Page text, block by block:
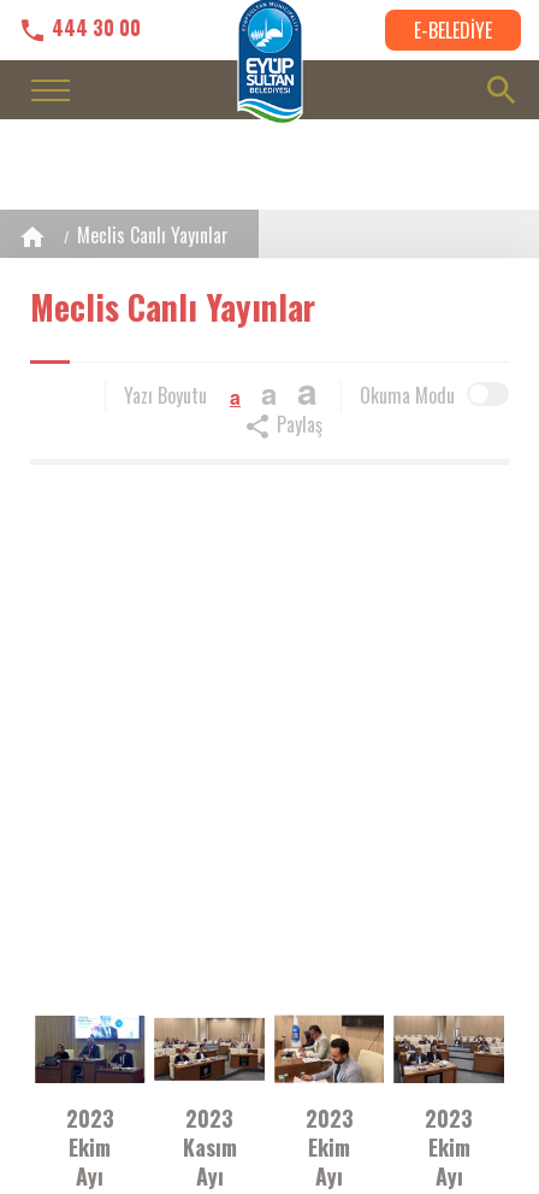
444 30 00 E-BELEDİYE
Meclis Canlı Yayınlar
Meclis Canlı Yayınlar
Okuma Modu
Yazı Boyutu a a a
Paylaş
2023
Ekim
Ayı
2023
Kasım
Ayı
2023
Ekim
Ayı
2023
Ekim
Ayı